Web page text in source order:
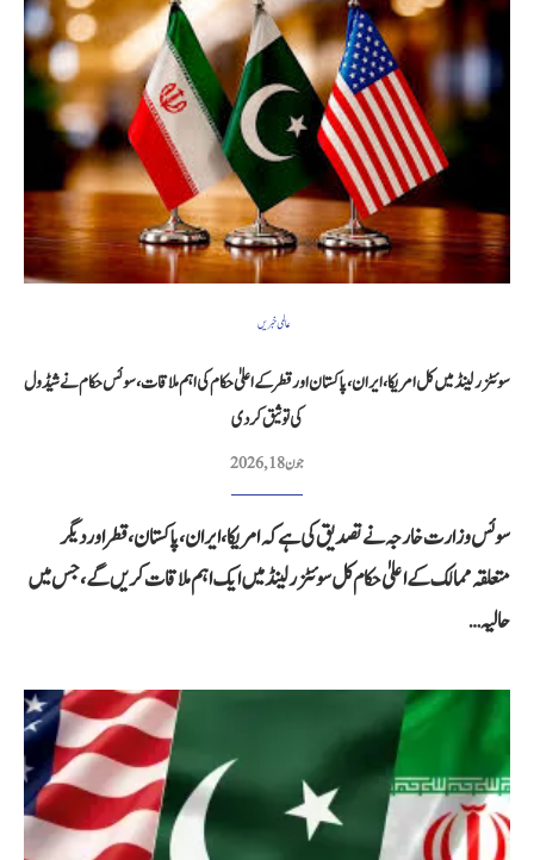
عالمی خبریں
سوئٹزرلینڈ میں کل امریکا، ایران، پاکستان اور قطر کے اعلیٰ حکام کی اہم ملاقات، سوئس حکام نے شیڈول
کی توثیق کر دی
جون 18, 2026
سوئس وزارت خارجہ نے تصدیق کی ہے کہ امریکا، ایران، پاکستان، قطر اور دیگر
متعلقہ ممالک کے اعلیٰ حکام کل سوئٹزرلینڈ میں ایک اہم ملاقات کریں گے، جس میں
حالیہ…